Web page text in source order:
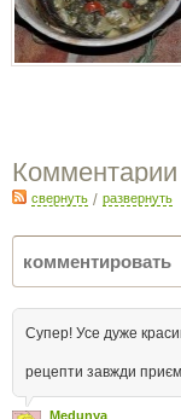
свернуть / развернуть
Супер! Усе дуже
рецепти завжди
Medunya